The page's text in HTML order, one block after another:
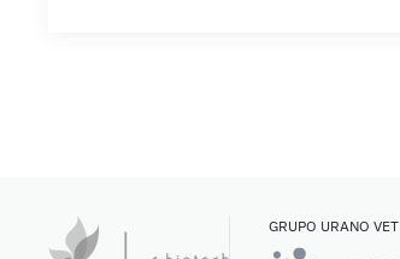
GRUPO URANO VET